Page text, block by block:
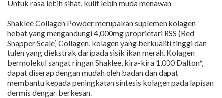
Untuk rasa lebih sihat, kulit lebih muda menawan
Shaklee Collagen Powder merupakan suplemen kolagen
hebat yang mengandungi 4,000mg proprietari RSS (Red
Snapper Scale) Collagen, kolagen yang berkualiti tinggi dan
tulen yang diekstrak daripada sisik ikan merah. Kolagen
bermolekul sangat ringan Shaklee, kira-kira 1,000 Dalton*,
dapat diserap dengan mudah oleh badan dan dapat
membantu kepada peningkatan sintesis kolagen pada lapisan
dermis dengan berkesan.